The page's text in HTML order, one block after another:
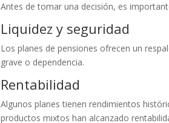
Antes de tomar una decisión, es
Liquidez y seguridad
Los planes de pensiones ofrecen un
grave o dependencia.
Rentabilidad
Algunos planes tienen rendimientos
productos mixtos han alcanzado